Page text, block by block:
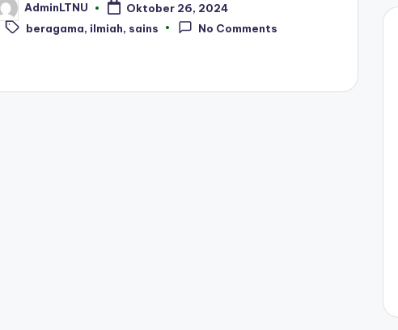
AdminLTNU Oktober 26, 2024
Tags:
beragama, ilmiah, sains No Comments